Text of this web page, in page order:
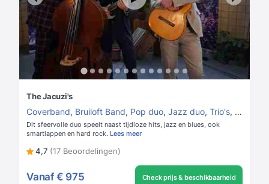
The Jacuzi's
Coverband, Bruiloft Band, Pop duo, Jazz duo, Trio's, Jazz trio
Dit sfeervolle duo speelt naast tijdloze hits, jazz en blues, ook
smartlappen en hard rock. Lees meer
4,7 (17 Beoordelingen)
Vanaf € 975 Check prijs & beschikbaarheid